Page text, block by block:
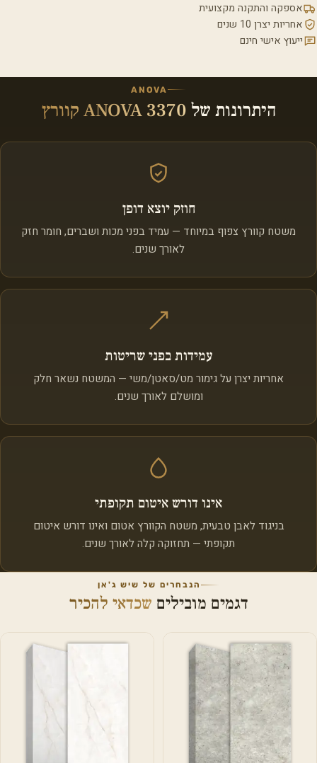
אספקה והתקנה מקצועית
אחריות יצרן 10 שנים
ייעוץ אישי חינם
ANOVA
היתרונות של ANOVA 3370 קוורץ
חוזק יוצא דופן
משטח קוורץ צפוף במיוחד — עמיד בפני מכות ושברים, חומר חזק
לאורך שנים.
עמידות בפני שריטות
אחריות יצרן על גימור מט/סאטן/משי — המשטח נשאר חלק
ומושלם לאורך שנים.
אינו דורש איטום תקופתי
בניגוד לאבן טבעית, משטח הקוורץ אטום ואינו דורש איטום
תקופתי — תחזוקה קלה לאורך שנים.
הנבחרים של שיש ג'אן
דגמים מובילים שכדאי להכיר